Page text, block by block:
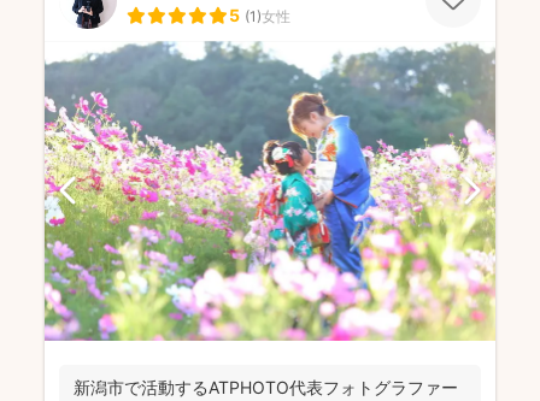
5 (1)女性
新潟市で活動するATPHOTO代表フォトグラファー